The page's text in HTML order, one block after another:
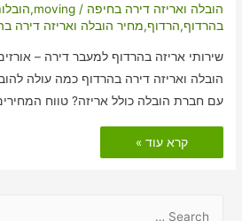
הובלה ואריזה דירה בחיפה /
moving
,
בהרדוף,הרדוף,מחיר הובלה ואריזה דירה
שירותי אריזה בהרדוף למעבר דירה –
עם חברת הובלה כולל אריזה? טווח המחירים
הובלות
דירה
כולל
קרא עוד »